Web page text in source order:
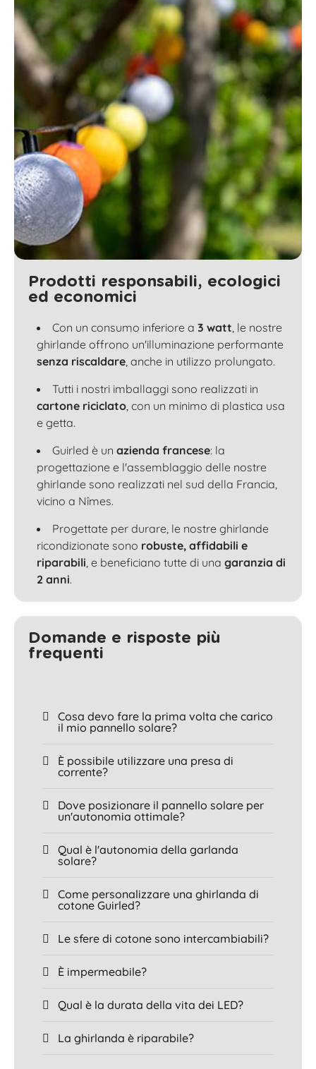
Prodotti responsabili, ecologici
ed economici
Con un consumo inferiore a 3 watt , le nostre
ghirlande offrono un'illuminazione performante
senza riscaldare , anche in utilizzo prolungato.
Tutti i nostri imballaggi sono realizzati in
cartone riciclato , con un minimo di plastica usa
e getta.
Guirled è un azienda francese: la
progettazione e l'assemblaggio delle nostre
ghirlande sono realizzati nel sud della Francia,
vicino a Nîmes.
Progettate per durare, le nostre ghirlande
ricondizionate sono robuste, affidabili e
riparabili , e beneficiano tutte di una garanzia di
2 anni.
Domande e risposte più
frequenti
Cosa devo fare la prima volta che carico
il mio pannello solare?
È possibile utilizzare una presa di
corrente?
Dove posizionare il pannello solare per
un'autonomia ottimale?
Qual è l'autonomia della garlanda
solare?
Come personalizzare una ghirlanda di
cotone Guirled?
Le sfere di cotone sono intercambiabili?
È impermeabile?
Qual è la durata della vita dei LED?
La ghirlanda è riparabile?